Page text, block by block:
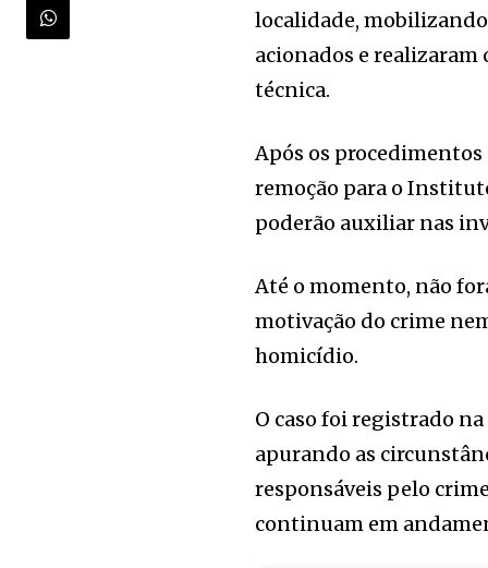
localidade,
acionados e
técnica.
Após os
remoção para o
poderão auxiliar nas
Até o momento, não
motivação do crime
homicídio.
O caso foi registrado na
apurando as
responsáveis pelo
continuam em